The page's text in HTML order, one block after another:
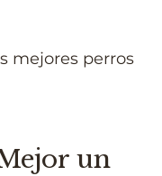
mejores perros
un